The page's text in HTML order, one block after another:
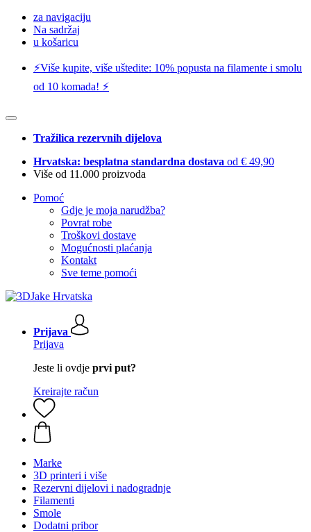
za navigaciju
Na sadržaj
u košaricu
⚡️Više kupite, više uštedite: 10% popusta na filamente i smolu
od 10 komada! ⚡️
Tražilica rezervnih dijelova
Hrvatska: besplatna standardna dostava od € 49,90
Više od 11.000 proizvoda
Pomoć
Gdje je moja narudžba?
Povrat robe
Troškovi dostave
Mogućnosti plaćanja
Kontakt
Sve teme pomoći
Prijava
Prijava
Jeste li ovdje prvi put?
Kreirajte račun
Marke
3D printeri i više
Rezervni dijelovi i nadogradnje
Filamenti
Smole
Dodatni pribor